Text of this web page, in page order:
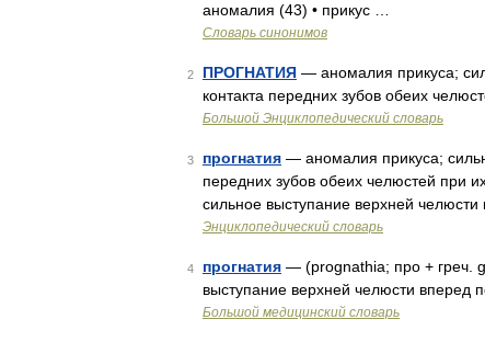
аномалия (43) • прикус …
Словарь синонимов
2 ПРОГНАТИЯ — аномалия прикуса;
контакта передних зубов обеих
Большой Энциклопедический словарь
3 прогнатия — аномалия прикуса;
передних зубов обеих челюстей
сильное выступание верхней челюсти
Энциклопедический словарь
4 прогнатия — (prognathia; про + греч.
выступание верхней челюсти вперед
Большой медицинский словарь